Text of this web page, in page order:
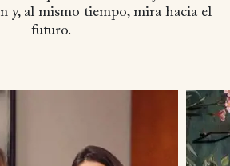
y, al mismo tiempo, mira hacia el
futuro.